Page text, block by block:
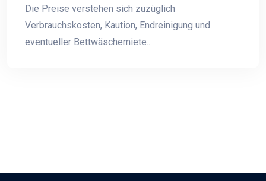
Die Preise verstehen sich zuzüglich
Verbrauchskosten, Kaution, Endreinigung und
eventueller Bettwäschemiete..